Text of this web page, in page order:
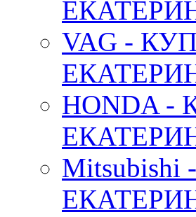
VAG -
HONDA